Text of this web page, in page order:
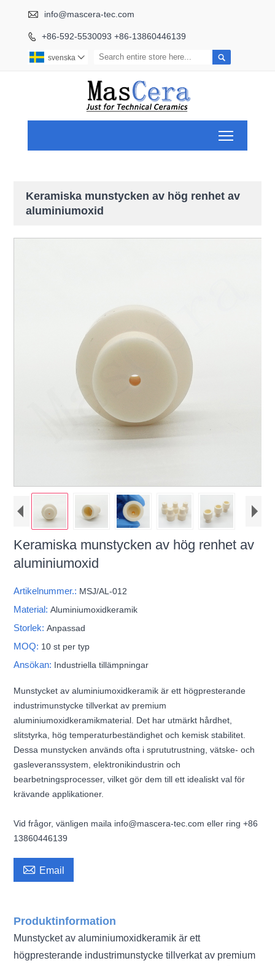
 info@mascera-tec.com
 +86-592-5530093 +86-13860446139

svenska 
Keramiska munstycken av hög renhet av
aluminiumoxid
Keramiska munstycken av hög renhet av
aluminiumoxid
Artikelnummer.: MSJ/AL-012
Material:Aluminiumoxidkeramik
Storlek:Anpassad
MOQ: 10 st per typ
Ansökan: Industriella tillämpningar
Munstycket av aluminiumoxidkeramik är ett högpresterande
industrimunstycke tillverkat av premium
aluminiumoxidkeramikmaterial. Det har utmärkt hårdhet,
slitstyrka, hög temperaturbeständighet och kemisk stabilitet.
Dessa munstycken används ofta i sprututrustning, vätske- och
gasleveranssystem, elektronikindustrin och
bearbetningsprocesser, vilket gör dem till ett idealiskt val för
krävande applikationer.
Vid frågor, vänligen maila info@mascera-tec.com eller ring +86
13860446139
 Email
Produktinformation
Munstycket av aluminiumoxidkeramik är ett
högpresterande industrimunstycke tillverkat av premium